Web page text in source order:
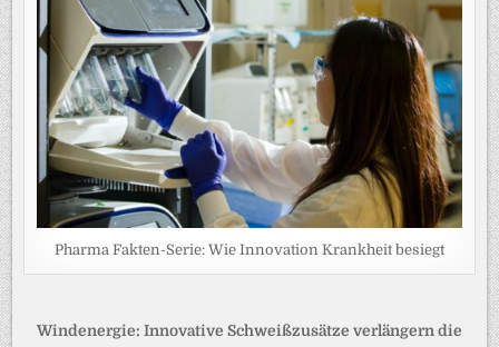
Pharma Fakten-Serie: Wie Innovation Krankheit besiegt
Beitragsnavigation
Windenergie: Innovative Schweißzusätze verlängern die